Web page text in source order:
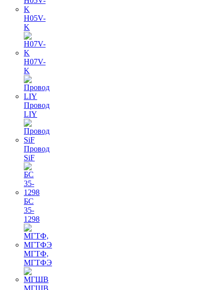
H05V-
K
H07V-
K
Провод
LIY
Провод
SiF
БС
35-
1298
МГТФ,
МГТФЭ
МГШВ